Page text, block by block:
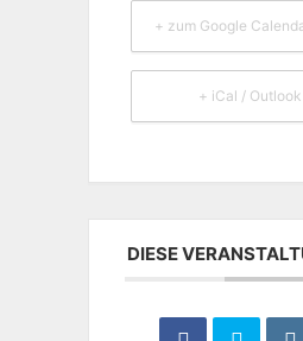
+ zum Google
+ iCal /
DIESE